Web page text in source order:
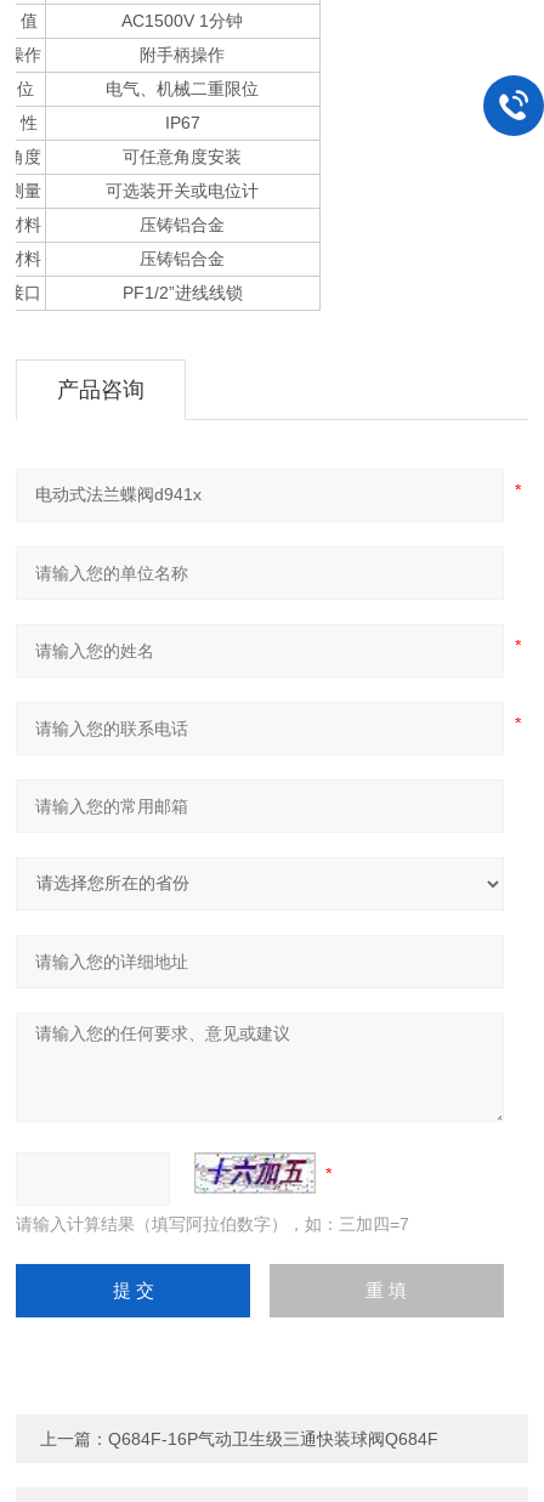
值
AC1500V 1分钟
操作
附手柄操作
位
电气、机械二重限位
性
IP67
角度
可任意角度安装
测量
可选装开关或电位计
材料
压铸铝合金
材料
压铸铝合金
接口
PF1/2”进线线锁
产品咨询
请输入计算结果（填写阿拉伯数字），如：三加四=7
上一篇：Q684F-16P气动卫生级三通快装球阀Q684F